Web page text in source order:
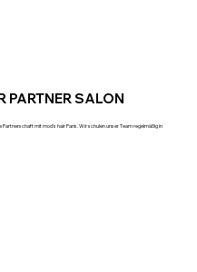
PARTNER SALON
mit mod's hair Paris. Wir schulen unser Team regelmäßig in